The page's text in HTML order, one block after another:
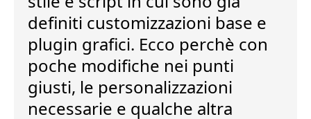
definiti customizzazioni base e
plugin grafici. Ecco perchè con
poche modifiche nei punti
giusti, le personalizzazioni
necessarie e qualche altra